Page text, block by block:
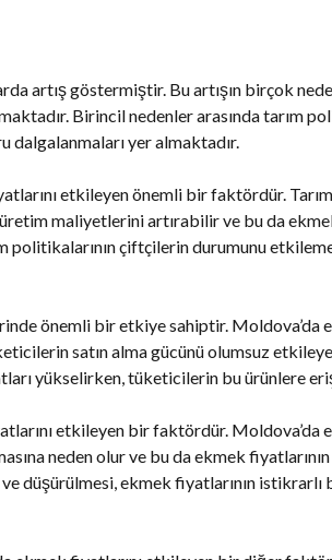
artış göstermiştir. Bu artışın birçok
Birincil nedenler arasında tarım
dalgalanmaları yer almaktadır.
etkileyen önemli bir faktördür.
maliyetlerini artırabilir ve bu da
politikalarının çiftçilerin durumunu
önemli bir etkiye sahiptir. Moldova’da
satın alma gücünü olumsuz
yükselirken, tüketicilerin bu ürünlere
etkileyen bir faktördür. Moldova’da
neden olur ve bu da ekmek
ve düşürülmesi, ekmek fiyatlarının